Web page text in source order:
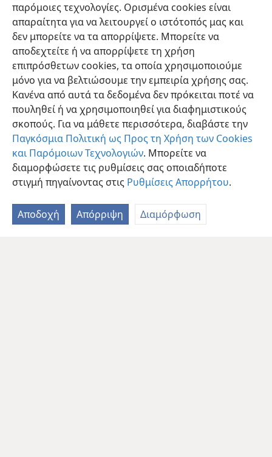
παρόμοιες τεχνολογίες. Ορισμένα cookies είναι
απαραίτητα για να λειτουργεί ο ιστότοπός μας και
δεν μπορείτε να τα απορρίψετε. Μπορείτε να
αποδεχτείτε ή να απορρίψετε τη χρήση
επιπρόσθετων cookies, τα οποία χρησιμοποιούμε
μόνο για να βελτιώσουμε την εμπειρία χρήσης σας.
Κανένα από αυτά τα δεδομένα δεν πρόκειται ποτέ να
πουληθεί ή να χρησιμοποιηθεί για διαφημιστικούς
σκοπούς. Για να μάθετε περισσότερα, διαβάστε την
Παγκόσμια Πολιτική ως Προς τη Χρήση των Cookies
και Παρόμοιων Τεχνολογιών. Μπορείτε να
διαμορφώσετε τις ρυθμίσεις σας οποιαδήποτε
στιγμή πηγαίνοντας στις Ρυθμίσεις Απορρήτου.
Αποδοχή Απόρριψη Διαμόρφωση
Δείχνουμε αγάπη για τους ανθρώπους μεταδίδοντάς
τους τα καλά νέα